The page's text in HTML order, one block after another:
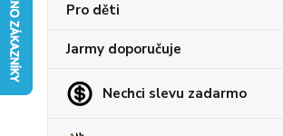
Pro děti
Jarmy doporučuje
Nechci slevu zadarmo